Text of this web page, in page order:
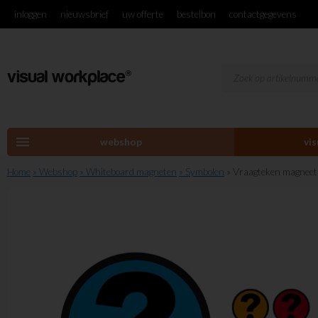
inloggen nieuwsbrief uw offerte bestelbon contactgegevens
menu webshop
Home » Webshop » Whiteboard magneten » Symbolen » Vraagteken